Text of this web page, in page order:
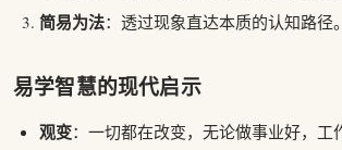
简易为法：透过现象直达本质的认知路径。
易学智慧的现代启示
观变：一切都在改变，无论做事业好，工